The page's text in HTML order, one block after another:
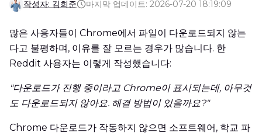
작성자: 김희준 마지막 업데이트: 2026-07-20 18:19:09
많은 사용자들이 Chrome에서 파일이 다운로드되지 않는
다고 불평하며, 이유를 잘 모르는 경우가 많습니다. 한
Reddit 사용자는 이렇게 작성했습니다:
"다운로드가 진행 중이라고 Chrome이 표시되는데, 아무것
도 다운로드되지 않아요. 해결 방법이 있을까요?"
Chrome 다운로드가 작동하지 않으면 소프트웨어, 학교 파